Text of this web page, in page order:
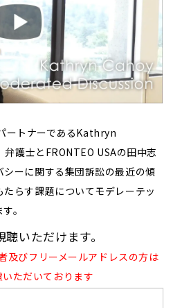
ートナーであるKathryn
護士とFRONTEO USAの田中志
ーに関する集団訴訟の最近の傾
らす課題についてモデレーテッ
。
いただけます。
及びフリーメールアドレスの方は
ただいております